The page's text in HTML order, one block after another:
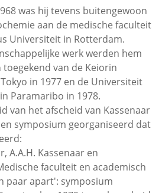
was hij tevens buitengewoon
aan de medische faculteit
Universiteit in Rotterdam.
werk werden hem
van de Keiorin
in 1977 en de Universiteit
Paramaribo in 1978.
van het afscheid van Kassenaar
symposium georganiseerd dat
A.A.H. Kassenaar en
faculteit en academisch
paar apart': symposium